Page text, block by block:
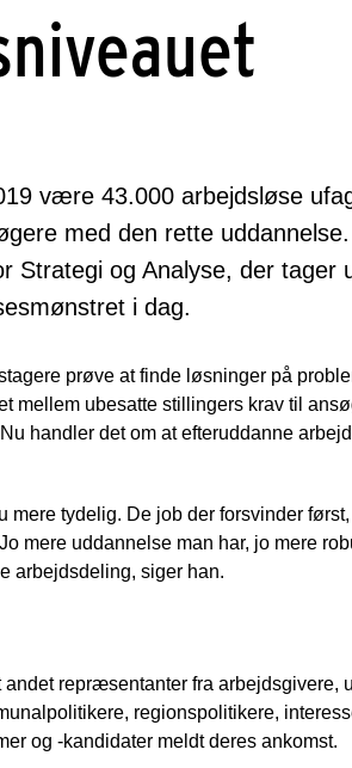
være 43.000 arbejdsløse
med den rette
Strategi og Analyse, der tager
i dag.
prøve at finde løsninger på
mellem ubesatte stillingers krav til
handler det om at efteruddanne
mere tydelig. De job der forsvinder
mere uddannelse man har, jo mere
arbejdsdeling, siger han.
repræsentanter fra arbejdsgivere,
regionspolitikere,
og -kandidater meldt deres ankomst.